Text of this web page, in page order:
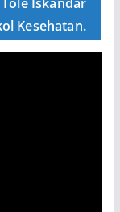
Kesehatan.